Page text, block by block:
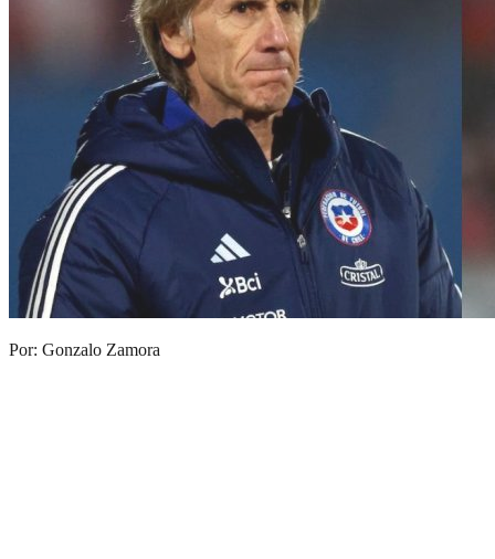
Por: Gonzalo Zamora